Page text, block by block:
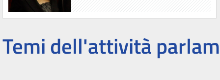
Temi dell'attività